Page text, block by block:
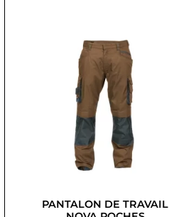
PANTALON DE TRAVAIL